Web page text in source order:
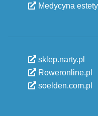
Medycyna
sklep.narty.pl
Roweronline.pl
soelden.com.pl